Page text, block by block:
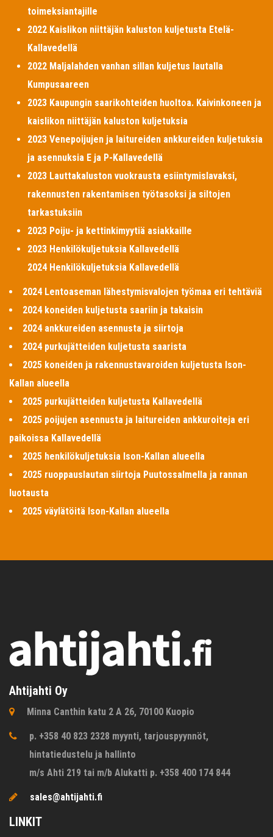
toimeksiantajille
2022 Kaislikon niittäjän kaluston kuljetusta Etelä-
Kallavedellä
2022 Maljalahden vanhan sillan kuljetus lautalla
Kumpusaareen
2023 Kaupungin saarikohteiden huoltoa. Kaivinkoneen ja
kaislikon niittäjän kaluston kuljetuksia
2023 Venepoijujen ja laitureiden ankkureiden kuljetuksia
ja asennuksia E ja P-Kallavedellä
2023 Lauttakaluston vuokrausta esiintymislavaksi,
rakennusten rakentamisen työtasoksi ja siltojen
tarkastuksiin
2023 Poiju- ja kettinkimyytiä asiakkaille
2023 Henkilökuljetuksia Kallavedellä
2024 Henkilökuljetuksia Kallavedellä
2024 Lentoaseman lähestymisvalojen työmaa eri tehtäviä
2024 koneiden kuljetusta saariin ja takaisin
2024 ankkureiden asennusta ja siirtoja
2024 purkujätteiden kuljetusta saarista
2025 koneiden ja rakennustavaroiden kuljetusta Ison-
Kallan alueella
2025 purkujätteiden kuljetusta Kallavedellä
2025 poijujen asennusta ja laitureiden ankkuroiteja eri
paikoissa Kallavedellä
2025 henkilökuljetuksia Ison-Kallan alueella
2025 ruoppauslautan siirtoja Puutossalmella ja rannan
luotausta
2025 väylätöitä Ison-Kallan alueella
Ahtijahti Oy
Minna Canthin katu 2 A 26, 70100 Kuopio
p. +358 40 823 2328 myynti, tarjouspyynnöt,
hintatiedustelu ja hallinto
m/s Ahti 219 tai m/b Alukatti p. +358 400 174 844
sales@ahtijahti.fi
LINKIT